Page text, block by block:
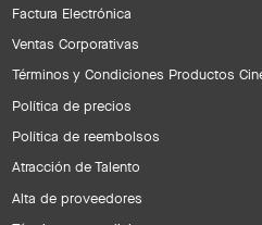
Factura Electrónica
Ventas Corporativas
Términos y Condiciones Productos
Política de precios
Política de reembolsos
Atracción de Talento
Alta de proveedores